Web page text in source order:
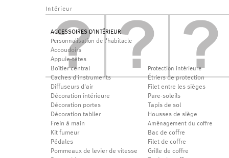
Intérieur
ACCESSOIRES D'INTÉRIEUR
Personnalisation de l'habitacle
Accoudoirs
Appuie-têtes
Boîtier central
Caches d'instruments
Diffuseurs d'air
Décoration intérieure
Décoration portes
Décoration tablier
Frein à main
Kit fumeur
Pédales
Pommeaux de levier de vitesse
Protection intérieure
Étriers de protection
Filet entre les sièges
Pare-soleils
Tapis de sol
Housses de siège
Aménagement du coffre
Bac de coffre
Filet de coffre
Grille de coffre